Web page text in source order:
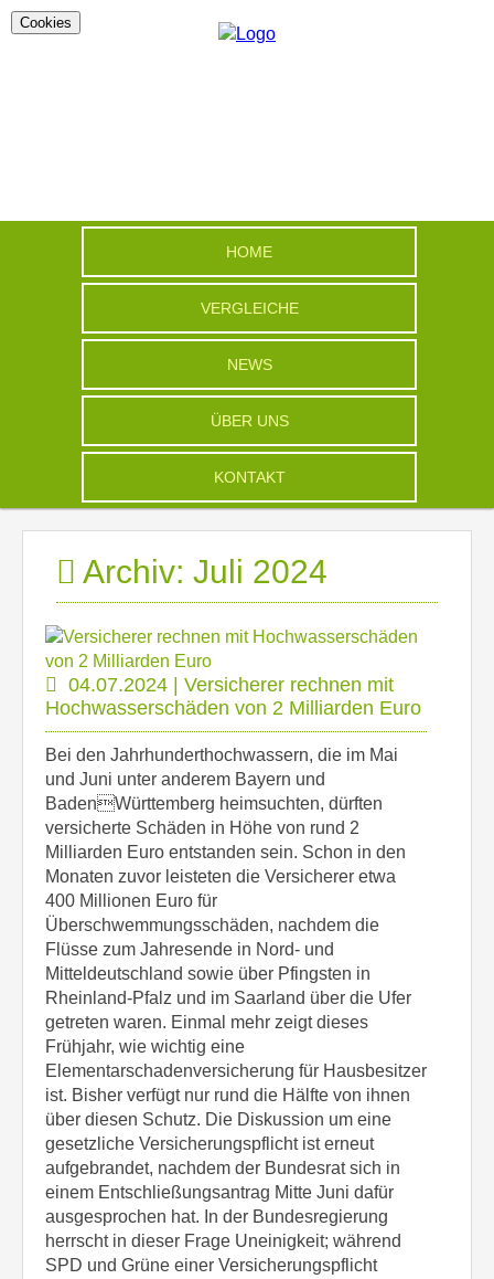
HOME
VERGLEICHE
NEWS
ÜBER UNS
KONTAKT
Archiv: Juli 2024
04.07.2024 | Versicherer rechnen mit
Hochwasserschäden von 2 Milliarden Euro
Bei den Jahrhunderthochwassern, die im Mai
und Juni unter anderem Bayern und
BadenWürttemberg heimsuchten, dürften
versicherte Schäden in Höhe von rund 2
Milliarden Euro entstanden sein. Schon in den
Monaten zuvor leisteten die Versicherer etwa
400 Millionen Euro für
Überschwemmungsschäden, nachdem die
Flüsse zum Jahresende in Nord- und
Mitteldeutschland sowie über Pfingsten in
Rheinland-Pfalz und im Saarland über die Ufer
getreten waren. Einmal mehr zeigt dieses
Frühjahr, wie wichtig eine
Elementarschadenversicherung für Hausbesitzer
ist. Bisher verfügt nur rund die Hälfte von ihnen
über diesen Schutz. Die Diskussion um eine
gesetzliche Versicherungspflicht ist erneut
aufgebrandet, nachdem der Bundesrat sich in
einem Entschließungsantrag Mitte Juni dafür
ausgesprochen hat. In der Bundesregierung
herrscht in dieser Frage Uneinigkeit; während
SPD und Grüne einer Versicherungspflicht
Cookies